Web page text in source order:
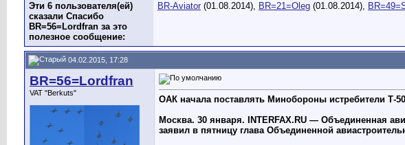
Эти 6 пользователя(ей)
сказали Спасибо
BR=56=Lordfran за это
полезное сообщение:
BR-Aviator (01.08.2014), BR=21=Oleg (01.08.2014),
04.02.2015, 17:28
BR=56=Lordfran
VAT "Berkuts"
ОАК начала поставлять Минобороны истребители Т-50
Москва. 30 января. INTERFAX.RU — Объединенная
заявил в пятницу глава Объединенной